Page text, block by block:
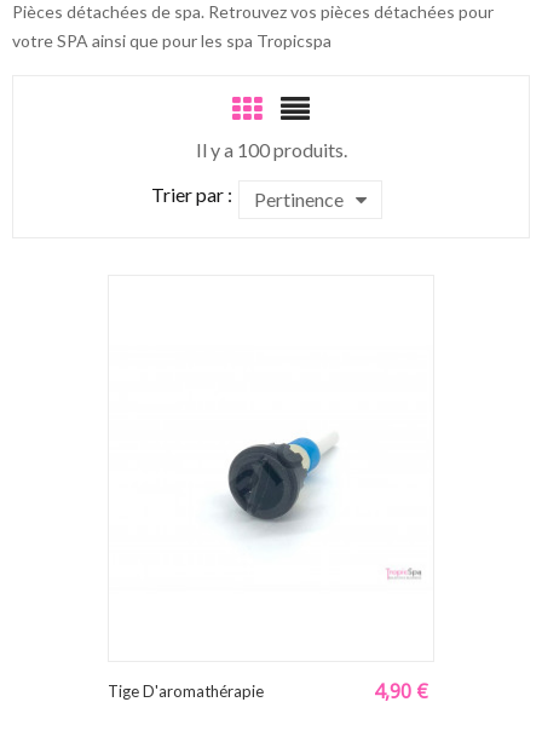
Pièces détachées de spa. Retrouvez vos pièces détachées pour
votre SPA ainsi que pour les spa Tropicspa
Il y a 100 produits.
Trier par :
Pertinence
Tige D'aromathérapie 4,90 €